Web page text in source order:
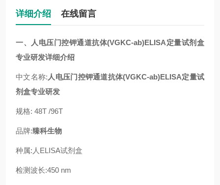
详细介绍 在线留言
一、人电压门控钾通道抗体(VGKC-ab)ELISA定量试剂盒
专业研发详细介绍
中文名称: 人电压门控钾通道抗体(VGKC-ab)ELISA定量试
剂盒专业研发
规格: 48T /96T
品牌:臻科生物
种属:人ELISA试剂盒
检测波长:450 nm